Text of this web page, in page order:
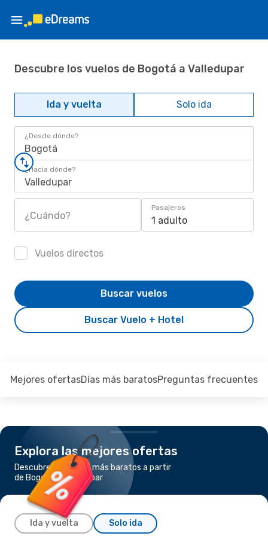
Descubre los vuelos de Bogotá a Valledupar
Ida y vuelta Solo ida
¿Desde dónde?
Bogotá
¿Hacia dónde?
Valledupar
¿Cuándo?
Pasajeros
1 adulto
Vuelos directos
Buscar Vuelo + Hotel
Buscar vuelos
Mejores ofertasDías más baratosPreguntas frecuentes
Explora las mejores ofertas
Descubre los vuelos más baratos a partir
de Bogotá a Valledupar
Ida y vuelta Solo ida